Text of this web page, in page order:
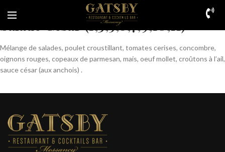
Salade César (1,3,5,6,7,9,10,11)
Mélange de salades, poulet croustillant, tomates cerises, concombre,
oignons rouges, copeaux de parmesan, mais, oeuf mollet, croûtons à l’ail,
sauce césar (aux anchois) .